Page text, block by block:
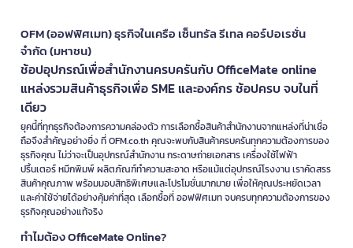
OFM (ออฟฟิศเมท) ธุรกิจในเครือ เซ็นทรัล รีเทล คอร์ปอเรชั่น
จำกัด (มหาชน)
ช้อปอุปกรณ์เพื่อสำนักงานครบครันกับ OfficeMate online
แหล่งรวมสินค้าธุรกิจเพื่อ SME และองค์กร ช้อปครบ จบในที่
เดียว
ยุคนี้ที่ทุกธุรกิจต้องการความคล่องตัว การเลือกซื้อสินค้าสำนักงานจากแหล่งที่น่าเชื่อ
ถือจึงสำคัญอย่างยิ่ง ที่ OFM.co.th คุณจะพบกับสินค้าครบครันทุกความต้องการของ
ธุรกิจคุณ ไม่ว่าจะเป็นอุปกรณ์สำนักงาน กระดาษถ่ายเอกสาร เครื่องใช้ไฟฟ้า
ปริ้นเตอร์ หมึกพิมพ์ ผลิตภัณฑ์ทำความสะอาด หรือแม้แต่อุปกรณ์โรงงาน เราคัดสรร
สินค้าคุณภาพ พร้อมมอบสิทธิพิเศษและโปรโมชั่นมากมาย เพื่อให้คุณประหยัดเวลา
และค่าใช้จ่ายได้อย่างคุ้มค่าที่สุด เลือกซื้อที่ ออฟฟิศเมท จบครบทุกความต้องการของ
ธุรกิจคุณอย่างแท้จริง
ทำไมต้อง OfficeMate Online?